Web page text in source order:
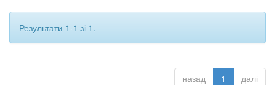
Результати 1-1 зі 1.
назад 1 далі